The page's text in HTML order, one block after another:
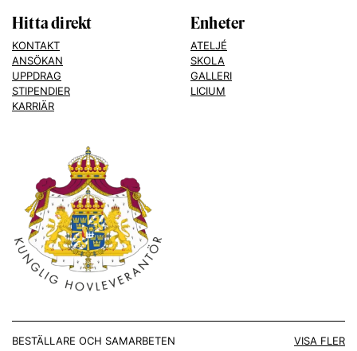
Hitta direkt
KONTAKT
ANSÖKAN
UPPDRAG
STIPENDIER
KARRIÄR
Enheter
ATELJÉ
SKOLA
GALLERI
LICIUM
BESTÄLLARE OCH SAMARBETEN VISA FLER